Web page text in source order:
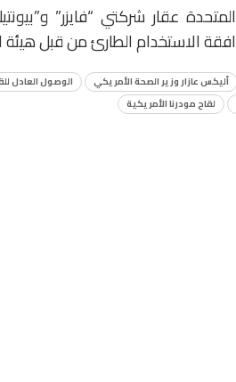
المتحدة عقار شركتي “فايزر”
الاستخدام الطارئ من قبل هيئة
أليكس عازار وزير الصحة الأمريكي
الوصول العادل
لقاح مودرنا الأمريكية